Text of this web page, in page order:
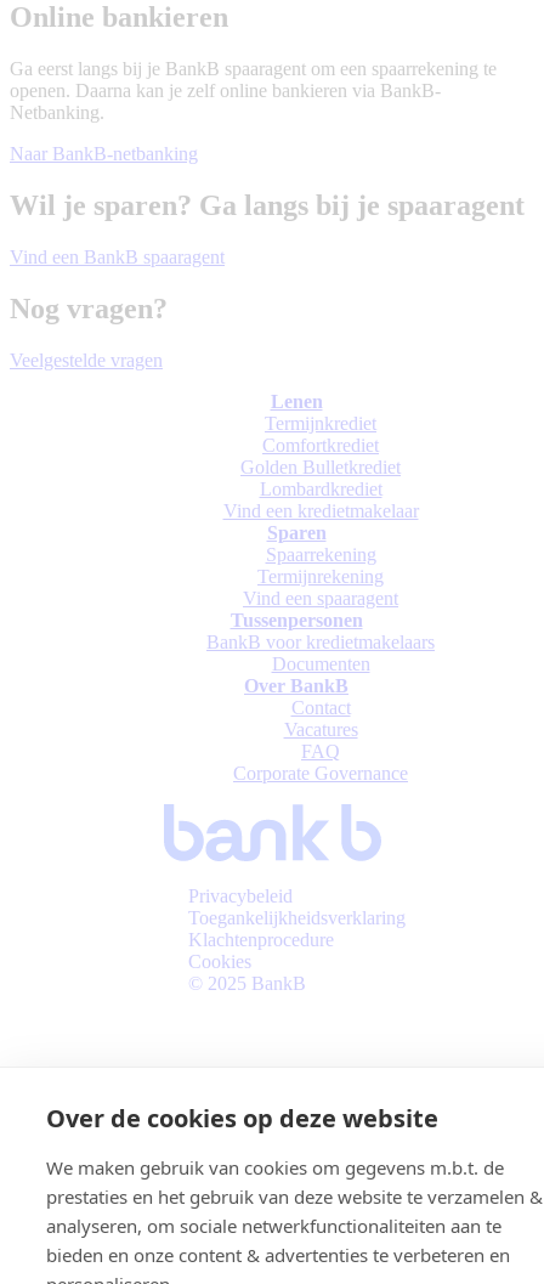
Online bankieren
Ga eerst langs bij je BankB spaaragent om een spaarrekening te
openen. Daarna kan je zelf online bankieren via BankB-
Netbanking.
Naar BankB-netbanking
Wil je sparen? Ga langs bij je spaaragent
Vind een BankB spaaragent
Nog vragen?
Veelgestelde vragen
Lenen
Termijnkrediet
Comfortkrediet
Golden Bulletkrediet
Lombardkrediet
Vind een kredietmakelaar
Sparen
Spaarrekening
Termijnrekening
Vind een spaaragent
Tussenpersonen
BankB voor kredietmakelaars
Documenten
Over BankB
Contact
Vacatures
FAQ
Corporate Governance
Privacybeleid
Toegankelijkheidsverklaring
Klachtenprocedure
Cookies
© 2025 BankB
Over de cookies op deze website
We maken gebruik van cookies om gegevens m.b.t. de
prestaties en het gebruik van deze website te verzamelen &
analyseren, om sociale netwerkfunctionaliteiten aan te
bieden en onze content & advertenties te verbeteren en